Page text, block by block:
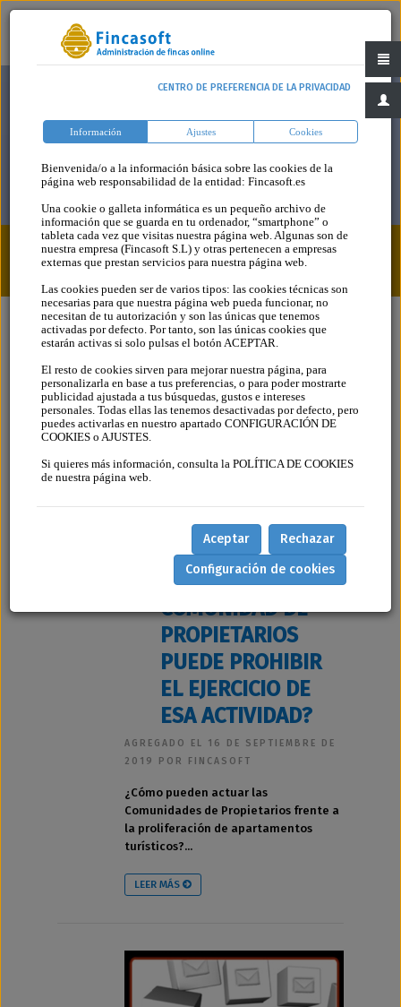
Blog Categoria
APARTAMENTOS
TURISTICOS, ¿LA
COMUNIDAD DE
PROPIETARIOS
PUEDE PROHIBIR
EL EJERCICIO DE
ESA ACTIVIDAD?
AGREGADO EL 16 DE SEPTIEMBRE DE
2019 POR FINCASOFT
¿Cómo pueden actuar las
Comunidades de Propietarios frente a
la proliferación de apartamentos
turísticos?...
LEER MÁS
CENTRO DE PREFERENCIA DE LA PRIVACIDAD
Información Ajustes Cookies
Bienvenida/o a la información básica sobre las cookies de la
página web responsabilidad de la entidad: Fincasoft.es
Una cookie o galleta informática es un pequeño archivo de
información que se guarda en tu ordenador, “smartphone” o
tableta cada vez que visitas nuestra página web. Algunas son de
nuestra empresa (Fincasoft S.L) y otras pertenecen a empresas
externas que prestan servicios para nuestra página web.
Las cookies pueden ser de varios tipos: las cookies técnicas son
necesarias para que nuestra página web pueda funcionar, no
necesitan de tu autorización y son las únicas que tenemos
activadas por defecto. Por tanto, son las únicas cookies que
estarán activas si solo pulsas el botón ACEPTAR.
El resto de cookies sirven para mejorar nuestra página, para
personalizarla en base a tus preferencias, o para poder mostrarte
publicidad ajustada a tus búsquedas, gustos e intereses
personales. Todas ellas las tenemos desactivadas por defecto, pero
puedes activarlas en nuestro apartado CONFIGURACIÓN DE
COOKIES o AJUSTES.
Si quieres más información, consulta la POLÍTICA DE COOKIES
de nuestra página web.
Aceptar
Rechazar
Configuración de cookies